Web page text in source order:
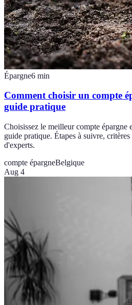
Épargne6 min
Comment choisir un compte
guide pratique
Choisissez le meilleur compte épargne
guide pratique. Étapes à suivre,
d'experts.
compte épargneBelgique
Aug 4